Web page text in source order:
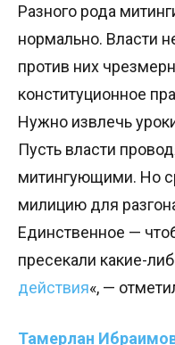
Разного рода
нормально. Власти
против них
конституционное
Нужно извлечь
Пусть власти
митингующими. Но
милицию для
Единственное —
пресекали какие-
действия«, —
Тамерлан